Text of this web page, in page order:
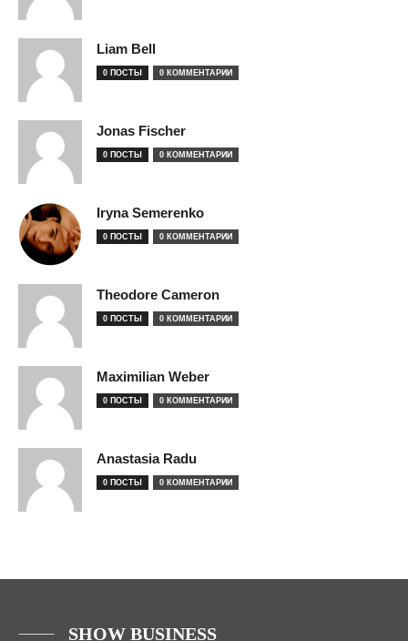
Liam Bell
0 ПОСТЫ 0 КОММЕНТАРИИ
Jonas Fischer
0 ПОСТЫ 0 КОММЕНТАРИИ
Iryna Semerenko
0 ПОСТЫ 0 КОММЕНТАРИИ
Theodore Cameron
0 ПОСТЫ 0 КОММЕНТАРИИ
Maximilian Weber
0 ПОСТЫ 0 КОММЕНТАРИИ
Anastasia Radu
0 ПОСТЫ 0 КОММЕНТАРИИ
SHOW BUSINESS